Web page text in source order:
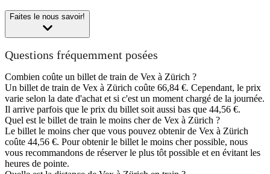
Faites le nous savoir!
Questions fréquemment posées
Combien coûte un billet de train de Vex à Zürich ?
Un billet de train de Vex à Zürich coûte 66,84 €. Cependant, le prix
varie selon la date d'achat et si c'est un moment chargé de la journée.
Il arrive parfois que le prix du billet soit aussi bas que 44,56 €.
Quel est le billet de train le moins cher de Vex à Zürich ?
Le billet le moins cher que vous pouvez obtenir de Vex à Zürich
coûte 44,56 €. Pour obtenir le billet le moins cher possible, nous
vous recommandons de réserver le plus tôt possible et en évitant les
heures de pointe.